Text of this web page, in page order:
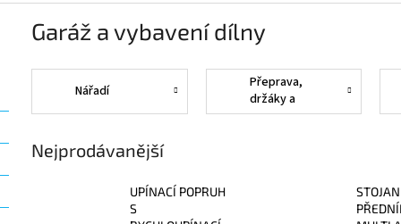
Garáž a vybavení dílny
Nářadí
Přeprava,
držáky a
stojany
Nejprodávanější
UPÍNACÍ POPRUH
S
STOJAN